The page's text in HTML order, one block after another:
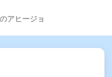
アヒージョ